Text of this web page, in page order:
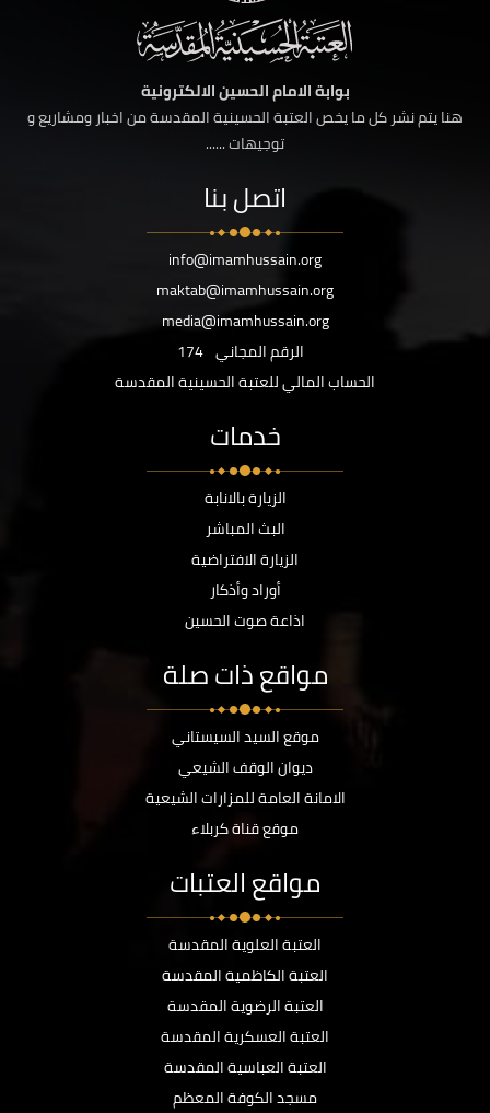
بوابة الامام الحسين الالكترونية
هنا يتم نشر كل ما يخص العتبة الحسينية المقدسة من اخبار ومشاريع و
توجيهات ......
اتصل بنا
info@imamhussain.org
maktab@imamhussain.org
media@imamhussain.org
الرقم المجاني 174
الحساب المالي للعتبة الحسينية المقدسة
خدمات
الزيارة بالانابة
البث المباشر
الزيارة الافتراضية
أوراد وأذكار
اذاعة صوت الحسين
مواقع ذات صلة
موقع السيد السيستاني
ديوان الوقف الشيعي
الامانة العامة للمزارات الشيعية
موقع قناة كربلاء
مواقع العتبات
العتبة العلوية المقدسة
العتبة الكاظمية المقدسة
العتبة الرضوية المقدسة
العتبة العسكرية المقدسة
العتبة العباسية المقدسة
مسجد الكوفة المعظم